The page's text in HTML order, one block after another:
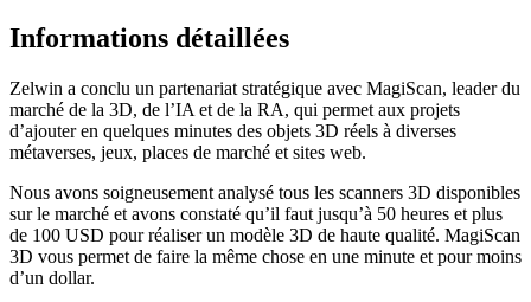
Informations détaillées
Zelwin a conclu un partenariat stratégique avec MagiScan, leader du
marché de la 3D, de l’IA et de la RA, qui permet aux projets
d’ajouter en quelques minutes des objets 3D réels à diverses
métaverses, jeux, places de marché et sites web.
Nous avons soigneusement analysé tous les scanners 3D disponibles
sur le marché et avons constaté qu’il faut jusqu’à 50 heures et plus
de 100 USD pour réaliser un modèle 3D de haute qualité. MagiScan
3D vous permet de faire la même chose en une minute et pour moins
d’un dollar.